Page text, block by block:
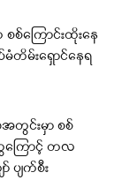
စ်ကြောင်းထိုးနေ
တိမ်းရှောင်နေရ
တွင်းမှာ စစ်
ြောင့် တလ
ပျက်စီး